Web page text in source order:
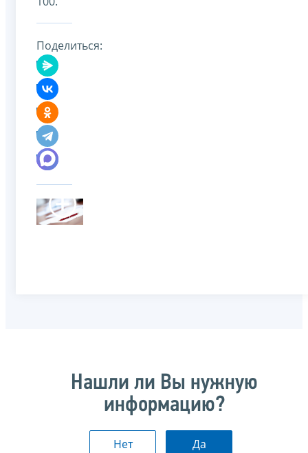
Поделиться:
Нашли ли Вы нужную
информацию?
Нет Да